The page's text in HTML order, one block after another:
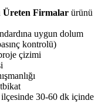
Üreten Firmalar ürünü
uygun dolum
kontrolü)
çizimi
30-60 dk içinde